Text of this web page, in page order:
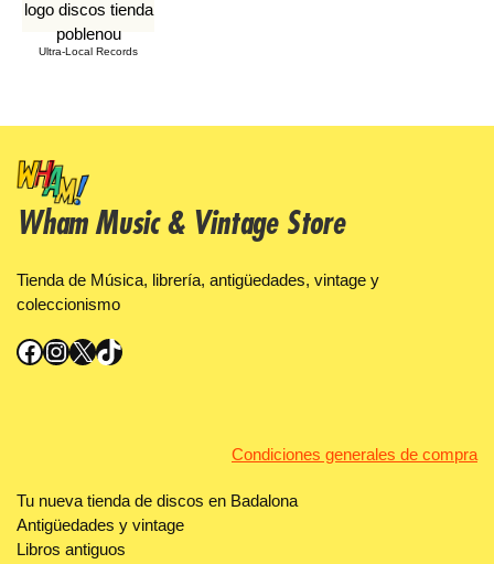
Ultra-Local Records
Wham Music & Vintage Store
Tienda de Música, librería, antigüedades, vintage y
coleccionismo
Facebook InstagramX TikTok
Condiciones generales de compra
Tu nueva tienda de discos en Badalona
Antigüedades y vintage
Libros antiguos